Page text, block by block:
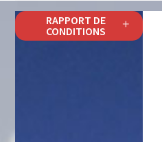
RAPPORT DE
CONDITIONS